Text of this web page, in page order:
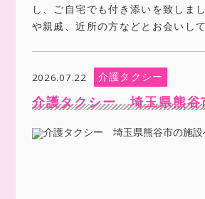
し、ご自宅でも付き添いを致し
や親戚、近所の方などとお会いし
2026.07.22 介護タクシー
介護タクシー 埼玉県熊谷